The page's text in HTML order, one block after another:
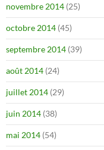
novembre 2014 (25)
octobre 2014 (45)
septembre 2014 (39)
août 2014 (24)
juillet 2014 (29)
juin 2014 (38)
mai 2014 (54)